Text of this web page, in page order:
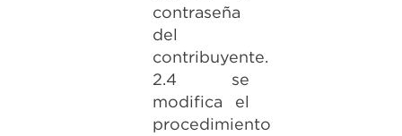
contraseña
del
contribuyente.
2.4 se
modifica el
procedimiento